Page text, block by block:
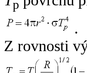
p
.
Z rovnosti